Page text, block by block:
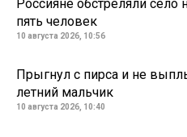
Россияне обстреляли
пять человек
10 августа 2026, 10:56
Прыгнул с пирса и не
летний мальчик
10 августа 2026, 10:40